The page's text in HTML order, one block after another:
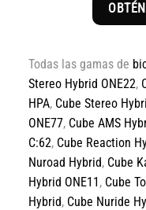
Todas las gamas de
Stereo Hybrid ONE22,
HPA, Cube Stereo
ONE77, Cube AMS
C:62, Cube Reaction
Nuroad Hybrid, Cube
Hybrid ONE11 , Cube
Hybrid, Cube Nuride